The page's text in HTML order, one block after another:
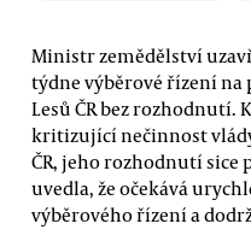
Ministr zemědělství
týdne výběrové řízení
Lesů ČR bez rozhodnutí.
kritizující nečinnost
ČR, jeho rozhodnutí sice
uvedla, že očekává
výběrového řízení a